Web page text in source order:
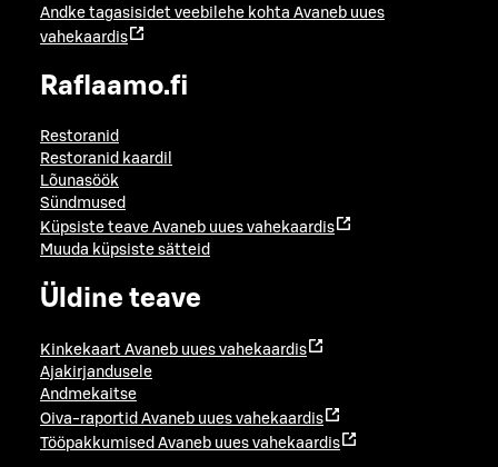
Andke tagasisidet veebilehe kohta Avaneb uues
vahekaardis
Raflaamo.fi
Restoranid
Restoranid kaardil
Lõunasöök
Sündmused
Küpsiste teave Avaneb uues vahekaardis
Muuda küpsiste sätteid
Üldine teave
Kinkekaart Avaneb uues vahekaardis
Ajakirjandusele
Andmekaitse
Oiva-raportid Avaneb uues vahekaardis
Tööpakkumised Avaneb uues vahekaardis